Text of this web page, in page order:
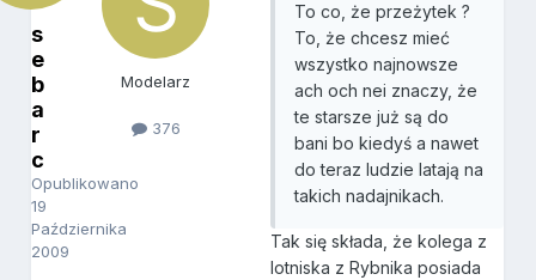
s
e
b
a
r
c
Opublikowano
19
Października
2009
Modelarz
376
To co, że przeżytek ?
To, że chcesz mieć
wszystko najnowsze
ach och nei znaczy, że
te starsze już są do
bani bo kiedyś a nawet
do teraz ludzie latają na
takich nadajnikach.
Tak się składa, że kolega z
lotniska z Rybnika posiada